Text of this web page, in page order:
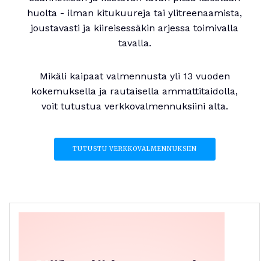
huolta - ilman kitukuureja tai ylitreenaamista,
joustavasti ja kiireisessäkin arjessa toimivalla
tavalla.
Mikäli kaipaat valmennusta yli 13 vuoden
kokemuksella ja rautaisella ammattitaidolla,
voit tutustua verkkovalmennuksiini alta.
TUTUSTU VERKKOVALMENNUKSIIN